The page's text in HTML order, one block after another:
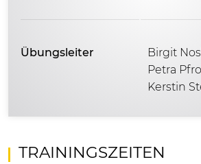
Übungsleiter
Birgit
Petra
Kerstin
TRAININGSZEITEN